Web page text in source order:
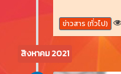
ข่าวสาร (ทั่วไป)
สิงหาคม 2021